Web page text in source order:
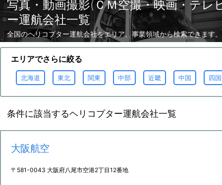
写真・動画撮影(ＣＭ空撮・映画・テレ
ー運航会社一覧
全国のヘリコプター運航会社をエリア、事業領域から検索できます。
エリアでさらに絞る
北海道 東北 関東 中部 近畿 中国 四国
条件に該当するヘリコプター運航会社一覧
大阪航空
〒581-0043 大阪府八尾市空港2丁目12番地